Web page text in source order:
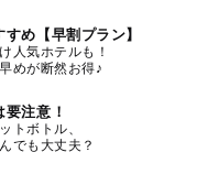
め【早割プラン】
人気ホテルも！
めが断然お得♪
注意！
トボトル、
でも大丈夫？